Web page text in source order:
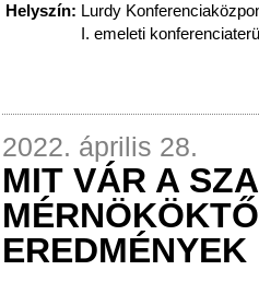
Helyszín: Lurdy
I. emeleti
2022. április 28.
MIT VÁR A
EREDMÉNYEK